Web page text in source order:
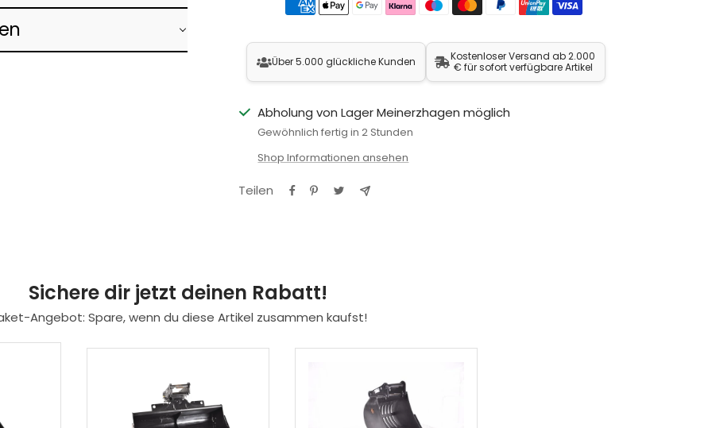
Über 5.000 glückliche Kunden
Kostenloser Versand ab 2.000
€ für sofort verfügbare Artikel
Abholung von Lager Meinerzhagen möglich
Gewöhnlich fertig in 2 Stunden
Shop Informationen ansehen
Teilen
Sichere dir jetzt deinen Rabatt!
Angebot: Spare, wenn du diese Artikel zusammen kaufst!